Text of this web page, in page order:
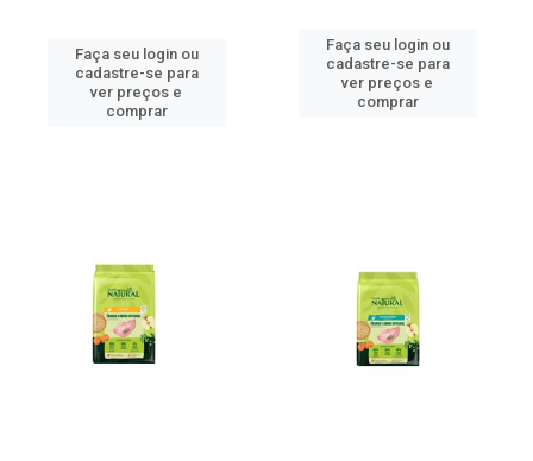
Faça seu login ou
cadastre-se para
ver preços e
comprar
Faça seu login ou
cadastre-se para
ver preços e
comprar